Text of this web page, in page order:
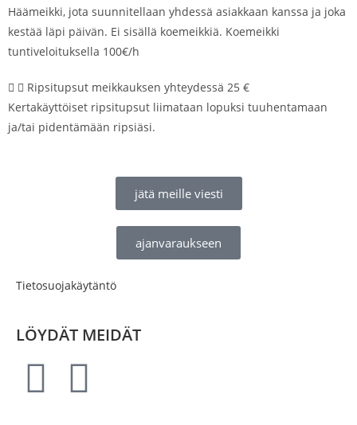
Häämeikki, jota suunnitellaan yhdessä asiakkaan kanssa ja joka
kestää läpi päivän. Ei sisällä koemeikkiä. Koemeikki
tuntiveloituksella 100€/h
Ripsitupsut meikkauksen yhteydessä 25 €
Kertakäyttöiset ripsitupsut liimataan lopuksi tuuhentamaan
ja/tai pidentämään ripsiäsi.
jätä meille viesti
ajanvaraukseen
Tietosuojakäytäntö
LÖYDÄT MEIDÄT